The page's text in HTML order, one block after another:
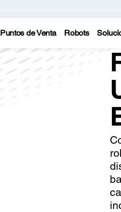
Puntos de Venta Robots